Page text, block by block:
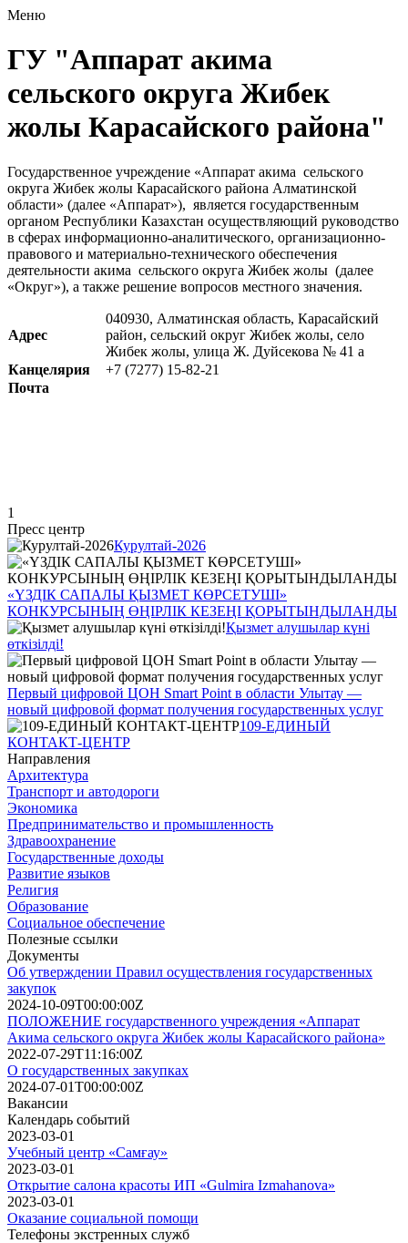
Меню
ГУ "Аппарат акима
сельского округа Жибек
жолы Карасайского района"
Государственное учреждение «Аппарат акима сельского
округа Жибек жолы Карасайского района Алматинской
области» (далее «Аппарат»), является государственным
органом Республики Казахстан осуществляющий руководство
в сферах информационно-аналитического, организационно-
правового и материально-технического обеспечения
деятельности акима сельского округа Жибек жолы (далее
«Округ»), а также решение вопросов местного значения.
Адрес
040930, Алматинская область, Карасайский
район, сельский округ Жибек жолы, село
Жибек жолы, улица Ж. Дуйсекова № 41 а
Канцелярия
+7 (7277) 15-82-21
Почта
1
Пресс центр
Курултай-2026
«ҮЗДІК САПАЛЫ ҚЫЗМЕТ КӨРСЕТУШІ»
КОНКУРСЫНЫҢ ӨҢІРЛІК КЕЗЕҢІ ҚОРЫТЫНДЫЛАНДЫ
Қызмет алушылар күні
өткізілді!
Первый цифровой ЦОН Smart Point в области Улытау —
новый цифровой формат получения государственных услуг
109-ЕДИНЫЙ
КОНТАКТ-ЦЕНТР
Направления
Архитектура
Транспорт и автодороги
Экономика
Предпринимательство и промышленность
Здравоохранение
Государственные доходы
Развитие языков
Религия
Образование
Социальное обеспечение
Полезные ссылки
Документы
Об утверждении Правил осуществления государственных
закупок
2024-10-09T00:00:00Z
ПОЛОЖЕНИЕ государственного учреждения «Аппарат
Акима сельского округа Жибек жолы Карасайского района»
2022-07-29T11:16:00Z
О государственных закупках
2024-07-01T00:00:00Z
Вакансии
Календарь событий
2023-03-01
Учебный центр «Самғау»
2023-03-01
Открытие салона красоты ИП «Gulmira Izmahanova»
2023-03-01
Оказание социальной помощи
Телефоны экстренных служб